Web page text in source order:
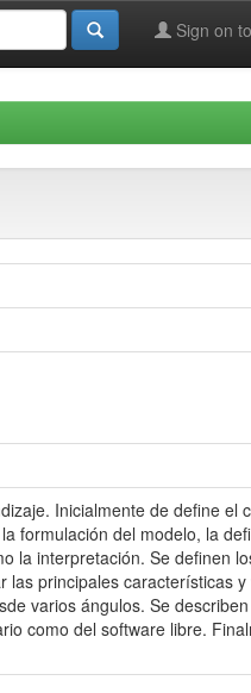
Sign on
Inicialmente de define el
formulación del modelo, la
la interpretación. Se definen
principales características
varios ángulos. Se
como del software libre.